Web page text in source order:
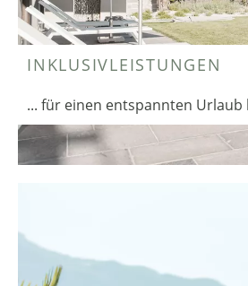
INKLUSIVLEISTUNGEN
... für einen entspannten Urlaub